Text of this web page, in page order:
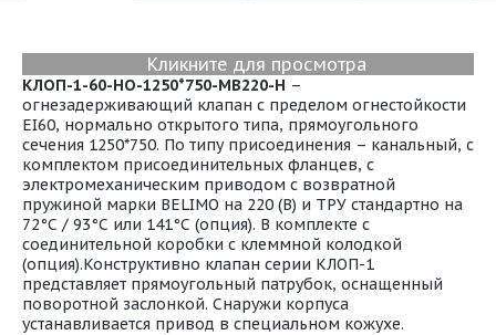
Кликните для просмотра
КЛОП-1-60-НО-1250*750-МВ220-H –
огнезадерживающий клапан с пределом огнестойкости
EI60, нормально открытого типа, прямоугольного
сечения 1250*750. По типу присоединения – канальный, с
комплектом присоединительных фланцев, с
электромеханическим приводом с возвратной
пружиной марки BELIMO на 220 (В) и ТРУ стандартно на
72°С / 93°С или 141°С (опция). В комплекте с
соединительной коробки с клеммной колодкой
(опция).Конструктивно клапан серии КЛОП-1
представляет прямоугольный патрубок, оснащенный
поворотной заслонкой. Снаружи корпуса
устанавливается привод в специальном кожухе.